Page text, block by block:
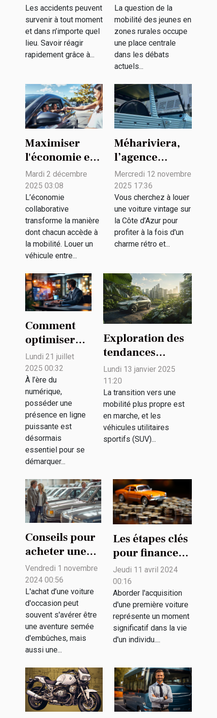
peuvent sauver
des vies ?
Les accidents peuvent
survenir à tout moment
et dans n’importe quel
lieu. Savoir réagir
rapidement grâce à...
jeunes en
zones rurales
?
La question de la
mobilité des jeunes en
zones rurales occupe
une place centrale
dans les débats
actuels...
Maximiser
l'économie en
louant des
véhicules
entre
particuliers
Mardi 2 décembre
2025 03:08
L’économie
collaborative
transforme la manière
dont chacun accède à
la mobilité. Louer un
véhicule entre...
Méhariviera,
l’agence
spécialisée
dans la
location de
voitures
vintage
Mercredi 12 novembre
2025 17:36
Vous cherchez à louer
une voiture vintage sur
la Côte d’Azur pour
profiter à la fois d'un
charme rétro et...
Comment
optimiser
votre
présence en
ligne grâce à
des solutions
publicitaires
innovantes ?
Lundi 21 juillet
2025 00:32
À l’ère du
numérique,
posséder une
présence en ligne
puissante est
désormais
essentiel pour se
démarquer...
Exploration des
tendances
futures des SUV
électriques et
leur impact
environnemental
Lundi 13 janvier 2025
11:20
La transition vers une
mobilité plus propre est
en marche, et les
véhicules utilitaires
sportifs (SUV)...
Conseils pour
acheter une
voiture
d'occasion en
toute sécurité
Vendredi 1 novembre
2024 00:56
L'achat d’une voiture
d'occasion peut
souvent s'avérer être
une aventure semée
d'embûches, mais
aussi une...
Les étapes clés
pour financer
intelligemment
votre première
voiture
Jeudi 11 avril 2024
00:16
Aborder l'acquisition
d'une première voiture
représente un moment
significatif dans la vie
d'un individu....